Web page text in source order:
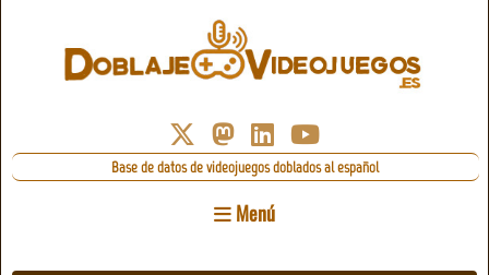
Base de datos de videojuegos doblados al español
Menú